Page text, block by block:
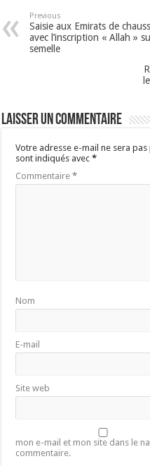
Previous
Saisie aux Emirats de
avec l’inscription « Allah »
semelle
Laisser un commentaire
Votre adresse e-mail ne sera pas
sont indiqués avec*
Commentaire*
Nom
E-mail
Site web
mon e-mail et mon site dans le
commentaire.